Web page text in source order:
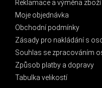
Reklamace a výměna zboží
Moje objednávka
Obchodní podmínky
Zásady pro nakládání s
Souhlas se zpracováním
Způsob platby a dopravy
Tabulka velikostí